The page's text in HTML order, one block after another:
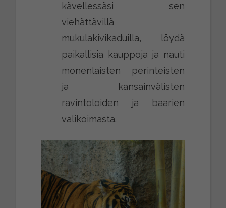
kävellessäsi sen
viehättävillä
mukulakivikaduilla, löydä
paikallisia kauppoja ja nauti
monenlaisten perinteisten
ja kansainvälisten
ravintoloiden ja baarien
valikoimasta.